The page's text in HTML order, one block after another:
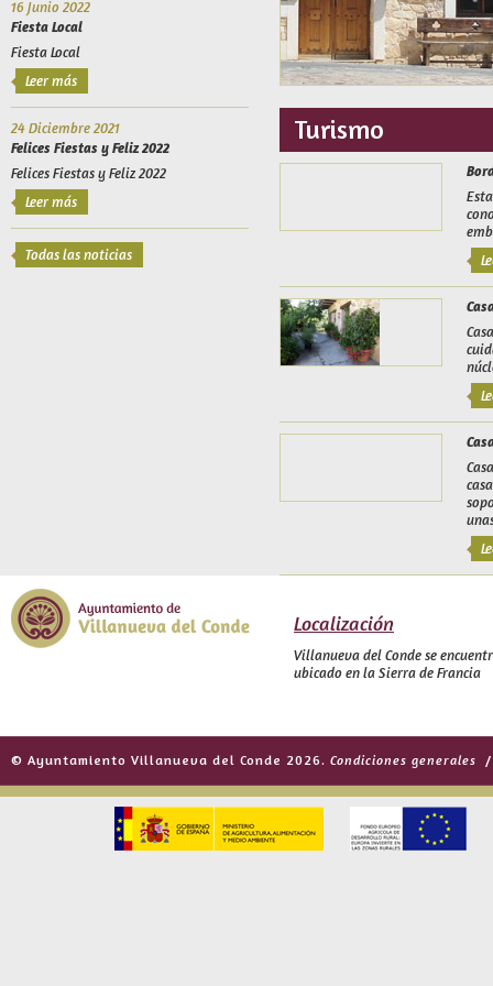
16 Junio 2022
Fiesta Local
Fiesta Local
Leer más
24 Diciembre 2021
Felices Fiestas y Feliz 2022
Felices Fiestas y Feliz 2022
Leer más
Todas las noticias
Turismo
Localización
Villanueva del Conde se
ubicado en la Sierra de Francia
© Ayuntamiento Villanueva del Conde 2026. Condiciones generales